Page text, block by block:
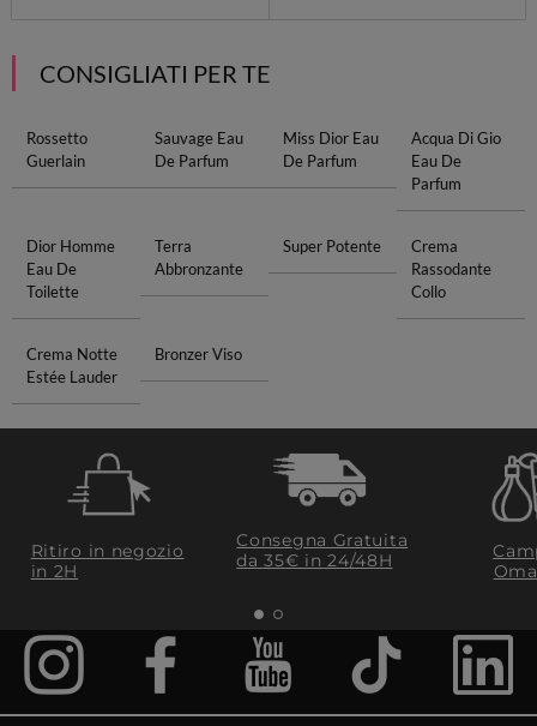
CONSIGLIATI PER TE
Rossetto
Guerlain
Sauvage Eau
De Parfum
Miss Dior Eau
De Parfum
Acqua Di Gio
Eau De
Parfum
Dior Homme
Eau De
Toilette
Terra
Abbronzante
Super Potente
Crema
Rassodante
Collo
Crema Notte
Estée Lauder
Bronzer Viso
Ritiro in negozio
in 2H
Consegna Gratuita
da 35€​ in 24/48H